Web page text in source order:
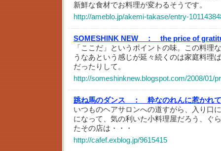
新鮮な食材でお料理が変わるそうです。
http://ameblo.jp/akemi-takase/entry-
SOMESHINK NEW ：
the price of
「ここだ」というポイントの味。この料理
うなあという感じが延々続くのは家庭料理
だったりして。
http://someshinknew.blogspot.com/2008/01/
跳ね馬のダンス ：
粋なのれんに惹かれて
いつものヘアサロンへの道すがら、入り口
になって、気の利いた小料理屋だろう、ぐ
たその店は・・・
http://cafef.exblog.jp/9615415